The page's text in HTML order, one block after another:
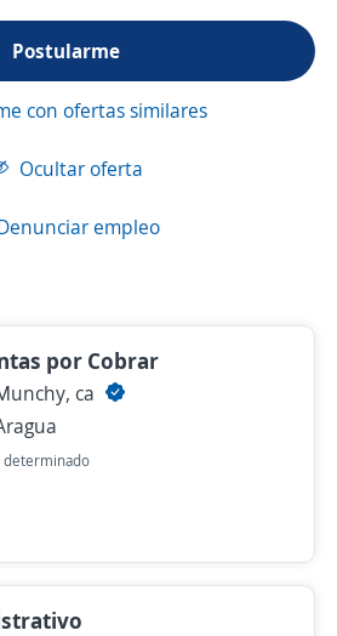
Postularme
con ofertas similares
Ocultar oferta
empleo
por Cobrar
ca